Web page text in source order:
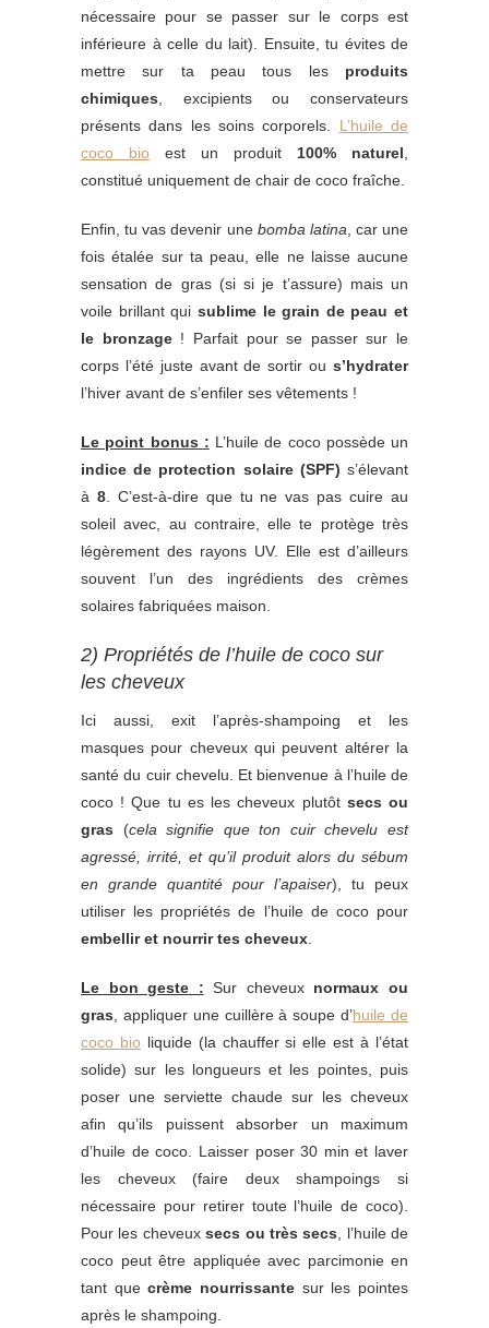
nécessaire pour se passer sur le corps est
inférieure à celle du lait). Ensuite, tu évites de
mettre sur ta peau tous les produits
chimiques, excipients ou conservateurs
présents dans les soins corporels. L’huile de
coco bio est un produit 100% naturel,
constitué uniquement de chair de coco fraîche.
Enfin, tu vas devenir une bomba latina, car une
fois étalée sur ta peau, elle ne laisse aucune
sensation de gras (si si je t’assure) mais un
voile brillant qui sublime le grain de peau et
le bronzage! Parfait pour se passer sur le
corps l’été juste avant de sortir ou s’hydrater
l’hiver avant de s’enfiler ses vêtements !
Le point bonus : L’huile de coco possède un
indice de protection solaire (SPF) s’élevant
à 8. C’est-à-dire que tu ne vas pas cuire au
soleil avec, au contraire, elle te protège très
légèrement des rayons UV. Elle est d’ailleurs
souvent l’un des ingrédients des crèmes
solaires fabriquées maison.
2) Propriétés de l’huile de coco sur
les cheveux
Ici aussi, exit l’après-shampoing et les
masques pour cheveux qui peuvent altérer la
santé du cuir chevelu. Et bienvenue à l’huile de
coco ! Que tu es les cheveux plutôt secs ou
gras (cela signifie que ton cuir chevelu est
agressé, irrité, et qu’il produit alors du sébum
en grande quantité pour l’apaiser), tu peux
utiliser les propriétés de l’huile de coco pour
embellir et nourrir tes cheveux.
Le bon geste : Sur cheveux normaux ou
gras, appliquer une cuillère à soupe d’huile de
coco bioliquide (la chauffer si elle est à l’état
solide) sur les longueurs et les pointes, puis
poser une serviette chaude sur les cheveux
afin qu’ils puissent absorber un maximum
d’huile de coco. Laisser poser 30 min et laver
les cheveux (faire deux shampoings si
nécessaire pour retirer toute l’huile de coco).
Pour les cheveuxsecs ou très secs, l’huile de
coco peut être appliquée avec parcimonie en
tant quecrème nourrissante sur les pointes
après le shampoing.